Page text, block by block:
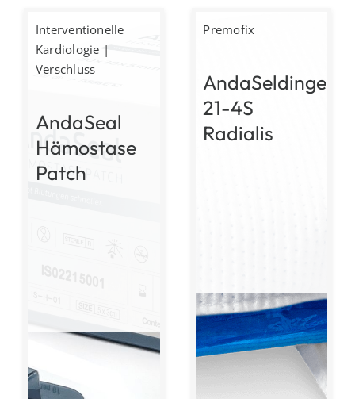
Interventionelle
Kardiologie |
Verschluss
AndaSeal
Hämostase
Patch
Premofix
AndaSeldinger
21-4S
Radialis